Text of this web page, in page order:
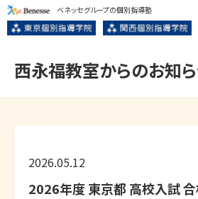
ベネッセグループの個別指導塾
西永福教室からのお知
2026.05.12
2026年度 東京都 高校入試